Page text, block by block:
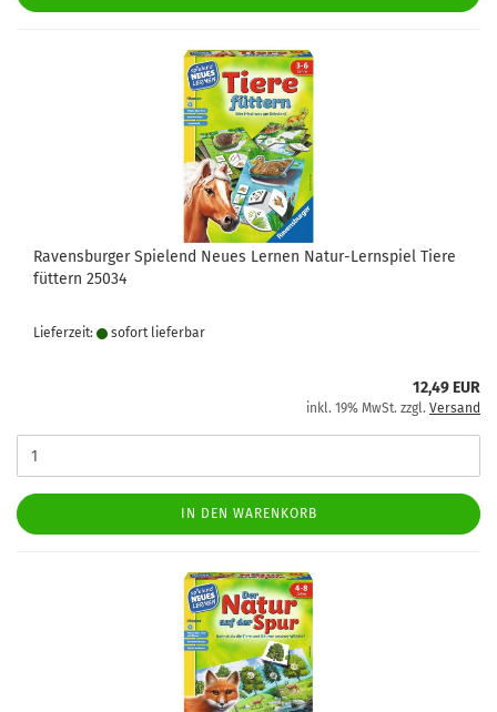
Ravensburger Spielend Neues Lernen Natur-Lernspiel Tiere
füttern 25034
Lieferzeit: sofort lie­fer­bar
12,49 EUR
inkl. 19% MwSt. zzgl. Versand
IN DEN WARENKORB